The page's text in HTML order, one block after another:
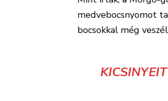
medvebocsnyomot
bocsokkal még